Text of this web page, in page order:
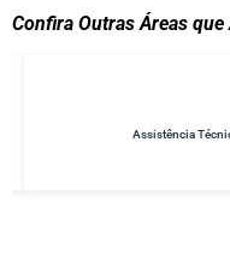
Confira Outras Áreas